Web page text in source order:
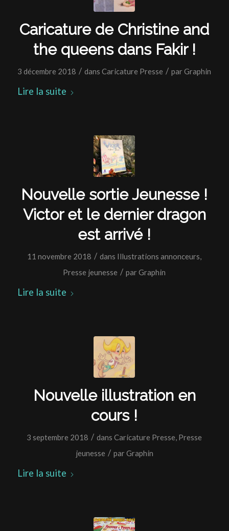
Caricature de Christine and
the queens dans Fakir !
3 décembre 2018 / dansCaricature Presse / parGraphin
Lire la suite
Nouvelle sortie Jeunesse !
Victor et le dernier dragon
est arrivé !
11 novembre 2018 / dans Illustrations annonceurs,
Presse jeunesse / parGraphin
Lire la suite
Nouvelle illustration en
cours !
3 septembre 2018 / dansCaricature Presse, Presse
jeunesse / parGraphin
Lire la suite